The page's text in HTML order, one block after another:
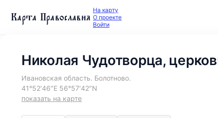
Карта Православия На карту
О проекте
Войти
Николая Чудотворца,
Ивановская область. Болотново.
41°52′46″E 56°57′42″N
показать на карте